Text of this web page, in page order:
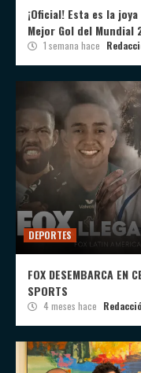
¡Oficial! Esta es la
Mejor Gol del Mundial
1 semana hace
DEPORTES
FOX DESEMBARCA EN
SPORTS
4 meses hace